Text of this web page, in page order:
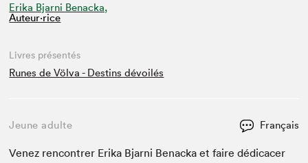
Erika Bjarni Benacka,
Auteur·rice
Livres présentés
Runes de Völva - Destins dévoilés
Jeune adulte Français
Venez ren­con­tr­er Eri­ka Bjarni Benac­ka et faire dédi­cac­er